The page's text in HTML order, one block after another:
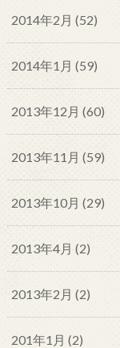
2014年2月 (52)
2014年1月 (59)
2013年12月 (60)
2013年11月 (59)
2013年10月 (29)
2013年4月 (2)
2013年2月 (2)
201年1月 (2)